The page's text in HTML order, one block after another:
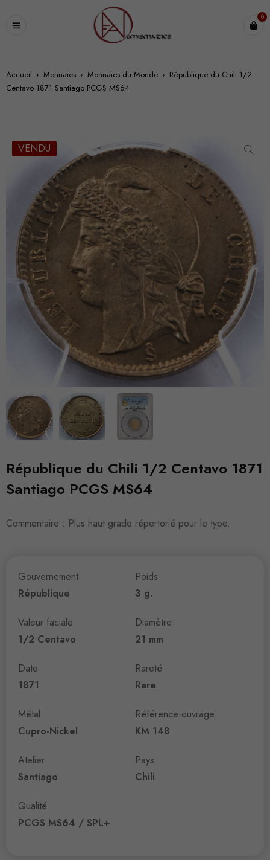
0
Accueil › Monnaies › Monnaies du Monde › République du Chili 1/2
Centavo 1871 Santiago PCGS MS64
VENDU
République du Chili 1/2 Centavo 1871
Santiago PCGS MS64
Commentaire : Plus haut grade répertorié pour le type.
Gouvernement
République
Valeur faciale
1/2 Centavo
Date
1871
Métal
Cupro-Nickel
Atelier
Santiago
Qualité
PCGS MS64 / SPL+
Poids
3 g.
Diamètre
21 mm
Rareté
Rare
Référence ouvrage
KM 148
Pays
Chili